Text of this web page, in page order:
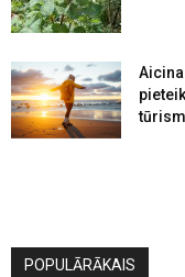
POPULĀRĀKAIS